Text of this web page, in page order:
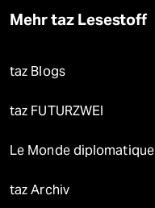
Mehr taz Lesestoff
taz Blogs
taz FUTURZWEI
Le Monde diplomatique
taz Archiv